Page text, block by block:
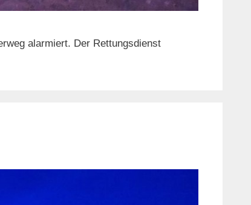
alarmiert. Der Rettungsdienst